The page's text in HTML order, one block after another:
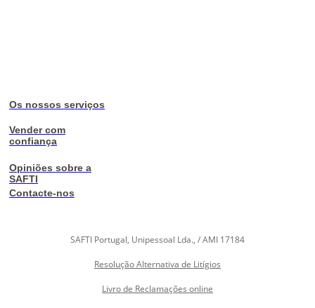
Os nossos serviços
Vender com
confiança
Opiniões sobre a
SAFTI
Contacte-nos
SAFTI Portugal, Unipessoal Lda., / AMI 17184
Resolução Alternativa de Litígios
Livro de Reclamações online